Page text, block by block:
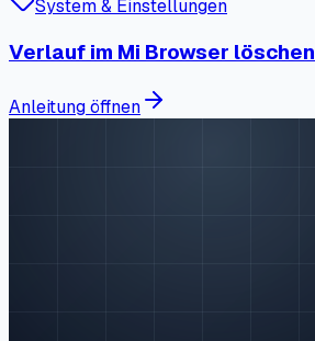
System & Einstellungen
Verlauf im Mi Browser löschen
Anleitung öffnen